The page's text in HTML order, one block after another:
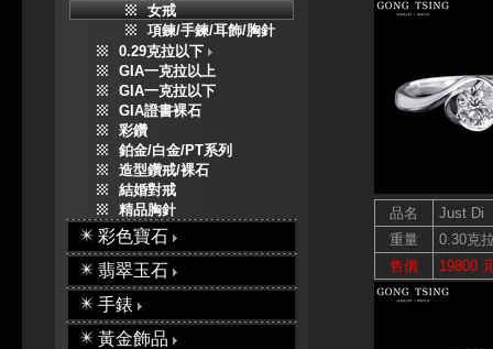
女戒
項鍊/手鍊/耳飾/胸針
0.29克拉以下
GIA一克拉以上
GIA一克拉以下
GIA證書裸石
彩鑽
鉑金/白金/PT系列
造型鑽戒/裸石
結婚對戒
精品胸針
彩色寶石
翡翠玉石
手錶
黃金飾品
品名
Just Di
重量
0.30克
售價
19800